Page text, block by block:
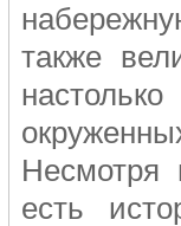
также
Несмотря
есть